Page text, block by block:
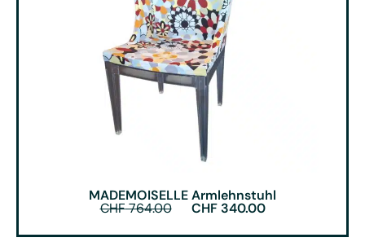
MADEMOISELLE Armlehnstuhl
CHF764.00 CHF340.00